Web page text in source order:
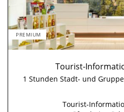
PREMIUM
Tourist-
1 Stunden Stadt- und
Tourist-